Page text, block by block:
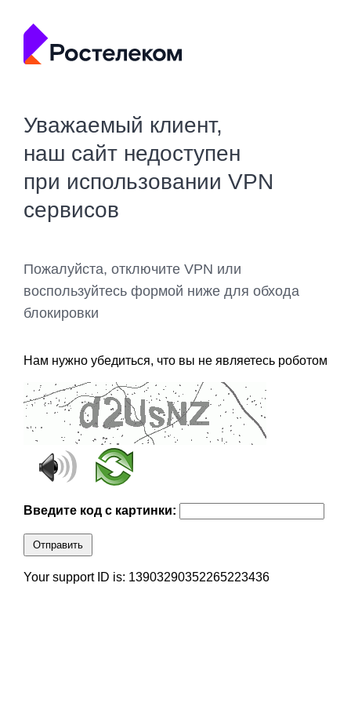
Уважаемый клиент,
наш сайт недоступен
при использовании VPN
сервисов
Пожалуйста, отключите VPN или
воспользуйтесь формой ниже для обхода
блокировки
Нам нужно убедиться, что вы не являетесь роботом
Введите код с картинки:
Отправить
Your support ID is: 13903290352265223436